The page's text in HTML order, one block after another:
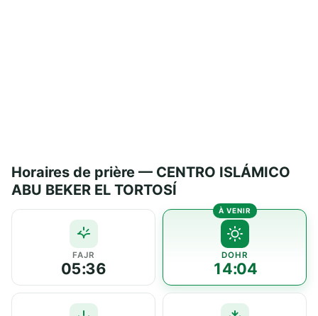
Horaires de prière — CENTRO ISLÁMICO
ABU BEKER EL TORTOSÍ
FAJR
05:36
DOHR
14:04